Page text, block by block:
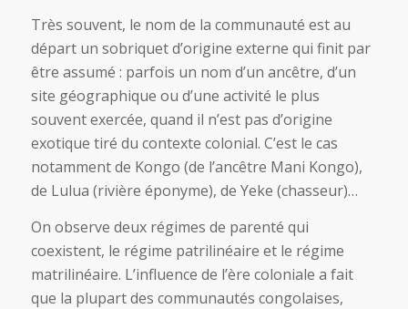
Très souvent, le nom de la communauté est au
départ un sobriquet d’origine externe qui finit par
être assumé : parfois un nom d’un ancêtre, d’un
site géographique ou d’une activité le plus
souvent exercée, quand il n’est pas d’origine
exotique tiré du contexte colonial. C’est le cas
notamment de Kongo (de l’ancêtre Mani Kongo),
de Lulua (rivière éponyme), de Yeke (chasseur)…
On observe deux régimes de parenté qui
coexistent, le régime patrilinéaire et le régime
matrilinéaire. L’influence de l’ère coloniale a fait
que la plupart des communautés congolaises,